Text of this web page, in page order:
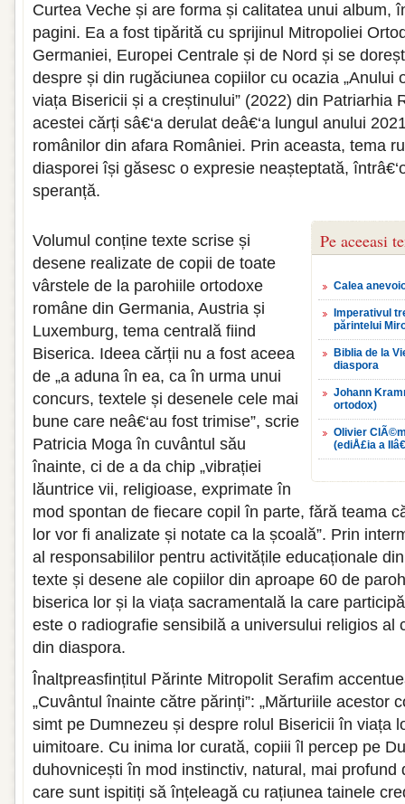
Curtea Veche și are forma și calitatea unui album,
pagini. Ea a fost tipărită cu sprijinul Mitropoliei
Germaniei, Europei Centrale și de Nord și se
despre și din rugăciunea copiilor cu ocazia „Anului
viața Bisericii și a creștinului” (2022) din Patriarhia
acestei cărți sâ€‘a derulat deâ€‘a lungul anului
românilor din afara României. Prin aceasta, tema
diasporei își găsesc o expresie neașteptată,
speranță.
Pe aceeasi
Calea
Imperativul
părintelui
Biblia de la
diaspora
Johann
ortodox)
Olivier
(ediÅ£ia a
Volumul conține texte scrise și
desene realizate de copii de toate
vârstele de la parohiile ortodoxe
române din Germania, Austria și
Luxemburg, tema centrală fiind
Biserica. Ideea cărții nu a fost aceea
de „a aduna în ea, ca în urma unui
concurs, textele și desenele cele mai
bune care neâ€‘au fost trimise”, scrie
Patricia Moga în cuvântul său
înainte, ci de a da chip „vibrației
lăuntrice vii, religioase, exprimate în
mod spontan de fiecare copil în parte, fără teama
lor vor fi analizate și notate ca la școală”. Prin
al responsabililor pentru activitățile educaționale
texte și desene ale copiilor din aproape 60 de
biserica lor și la viața sacramentală la care
este o radiografie sensibilă a universului religios al
din diaspora.
Înaltpreasfințitul Părinte Mitropolit Serafim
„Cuvântul înainte către părinți”: „Mărturiile aces­tor
simt pe Dumnezeu și despre rolul Bisericii în viața
uimitoare. Cu inima lor curată, copiii îl percep pe
duhovnicești în mod instinctiv, natural, mai profund
care sunt ispitiți să înțeleagă cu rațiunea tainele